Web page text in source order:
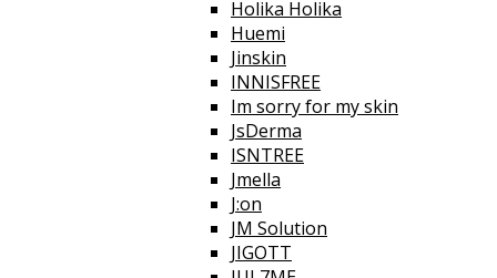
Holika Holika
Huemi
Jinskin
INNISFREE
Im sorry for my skin
JsDerma
ISNTREE
Jmella
J:on
JM Solution
JIGOTT